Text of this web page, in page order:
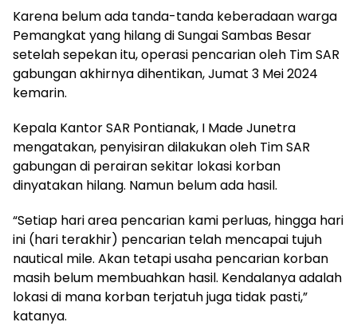
Karena belum ada tanda-tanda keberadaan warga
Pemangkat yang hilang di Sungai Sambas Besar
setelah sepekan itu, operasi pencarian oleh Tim SAR
gabungan akhirnya dihentikan, Jumat 3 Mei 2024
kemarin.
Kepala Kantor SAR Pontianak, I Made Junetra
mengatakan, penyisiran dilakukan oleh Tim SAR
gabungan di perairan sekitar lokasi korban
dinyatakan hilang. Namun belum ada hasil.
“Setiap hari area pencarian kami perluas, hingga hari
ini (hari terakhir) pencarian telah mencapai tujuh
nautical mile. Akan tetapi usaha pencarian korban
masih belum membuahkan hasil. Kendalanya adalah
lokasi di mana korban terjatuh juga tidak pasti,”
katanya.